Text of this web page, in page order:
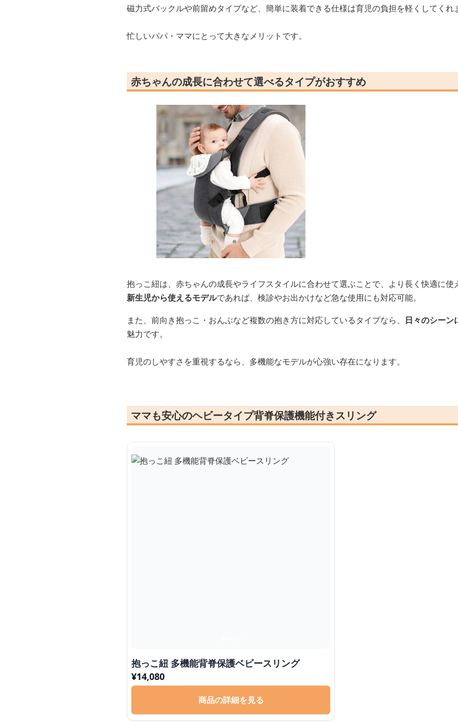
磁力式バックルや前留めタイプなど、簡単に装着できる仕様は育児の負担を軽くしてくれ
忙しいパパ・ママにとって大きなメリットです。
赤ちゃんの成長に合わせて選べるタイプがおすすめ
抱っこ紐は、赤ちゃんの成長やライフスタイルに合わせて選ぶことで、より長く快適に使
新生児から使えるモデルであれば、検診やお出かけなど急な使用にも対応可能。
また、前向き抱っこ・おんぶなど複数の抱き方に対応しているタイプなら、 日々のシーン
魅力です。
育児のしやすさを重視するなら、多機能なモデルが心強い存在になります。
ママも安心のヘビータイプ背脊保護機能付きスリング
抱っこ紐 多機能背脊保護ベビースリング
¥14,080
商品の詳細を見る